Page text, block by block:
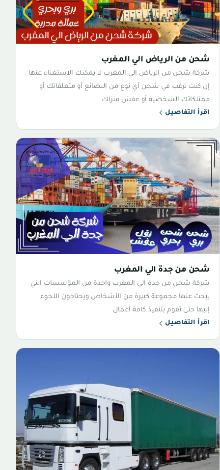
شحن من الرياض الي المغرب
شركة شحن من الرياض الي المغرب لا يمكنك الاستغناء عنها
إن كنت ترغب في شحن أي نوع من البضائع أو متعلقاتك أو
ممتلكاتك الشخصية أو عفش منزلك
اقرأ التفاصيل
شحن من جدة الي المغرب
شركة شحن من جدة الي المغرب واحدة من المؤسسات التي
يبحث عنها مجموعة كبيرة من الأشخاص ويحتاجون اللجوء
إليها حتى تقوم بتنفيذ كافة أعمال
اقرأ التفاصيل